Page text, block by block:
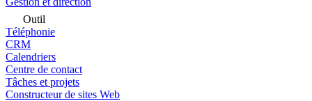
Outil
Téléphonie
CRM
Calendriers
Centre de contact
Tâches et projets
Constructeur de sites Web